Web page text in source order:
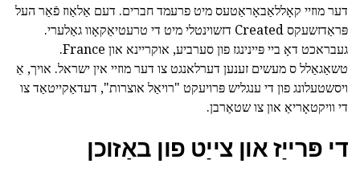
דער מוזיי קאָללאַבאָראַטעס מיט פרעמד חברים. דעם אַלאַוז פֿאַר העל
פּראַדזשעקס Created דזשוינטלי מיט די טרעטיאַקאָוו גאַלערי.
געבראכט דאָ ביי פּיינינגז פון סערביע, אוקריינא און France.
טשאַגאַלל ס מעשים זענען דערלאנגט צו דער מוזיי אין ישראל. אויך, אַ
ויסשטעלונג פון די ענגליש פּרויעקט "רויאַל אוצרות", דעדאַקייטאַד צו
די וויקטאָריאַ און צו שטאַרבן.
די פּרייַז און צייַט פון באַזוכן